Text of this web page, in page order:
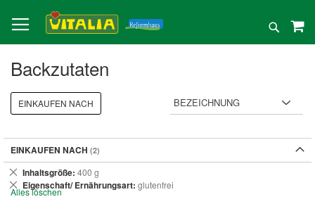
zum
Inhalt
Suche
Backzutaten
EINKAUFEN NACH
EINKAUFEN NACH
Inhaltsgröße 400 g
Dies
entfernen
Eigenschaft/ Ernährungsart glutenfrei
Dies
entfernen
Alles löschen